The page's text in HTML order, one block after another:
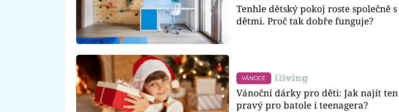
Tenhle dětský pokoj roste společně s
dětmi. Proč tak dobře funguje?
VÁNOCE
Vánoční dárky pro děti: Jak najít ten
pravý pro batole i teenagera?